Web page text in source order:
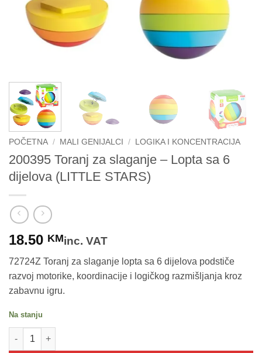
POČETNA / MALI GENIJALCI / LOGIKA I KONCENTRACIJA
200395 Toranj za slaganje – Lopta sa 6
dijelova (LITTLE STARS)
18.50 KMinc. VAT
72724Z Toranj za slaganje lopta sa 6 dijelova podstiče
razvoj motorike, koordinacije i logičkog razmišljanja kroz
zabavnu igru.
Na stanju
200395 Toranj za slaganje - Lopta sa 6 dijelova (LITTLE